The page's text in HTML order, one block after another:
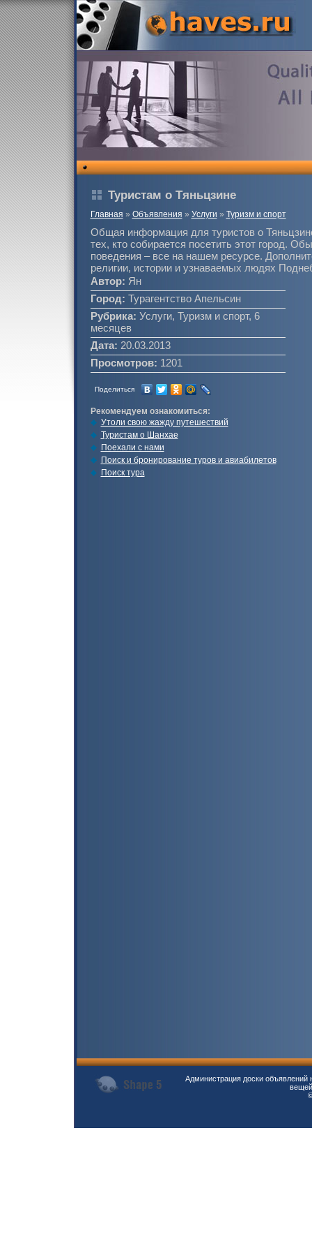
Туристам о Тяньцзине
Главная » Объявления » Услуги » Туризм и спорт
Общая информация для туристов о
тех, кто собирается посетить этот город.
поведения – все на нашем ресурсе.
религии, истории и узнаваемых людях
Автор: Ян
Город: Турагентство Апельсин
Рубрика: Услуги, Туризм и спорт, 6
месяцев
Дата: 20.03.2013
Просмотров: 1201
Поделиться
Рекомендуем ознакомиться:
Утоли свою жажду путешествий
Туристам о Шанхае
Поехали с нами
Поиск и бронирование туров и авиабилетов
Поиск тура
Администрация доски объявлений